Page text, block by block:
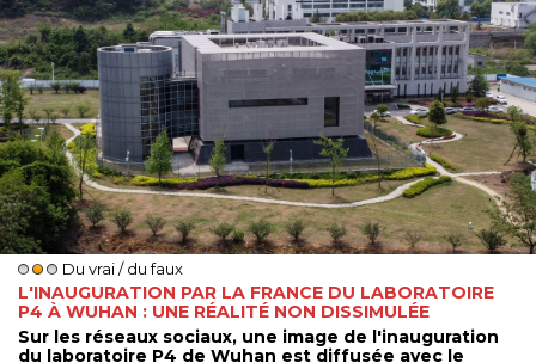
Du vrai / du faux
L'INAUGURATION PAR LA FRANCE DU LABORATOIRE
P4 À WUHAN : UNE RÉALITÉ NON DISSIMULÉE
Sur les réseaux sociaux, une image de l'inauguration
du laboratoire P4 de Wuhan est diffusée avec le